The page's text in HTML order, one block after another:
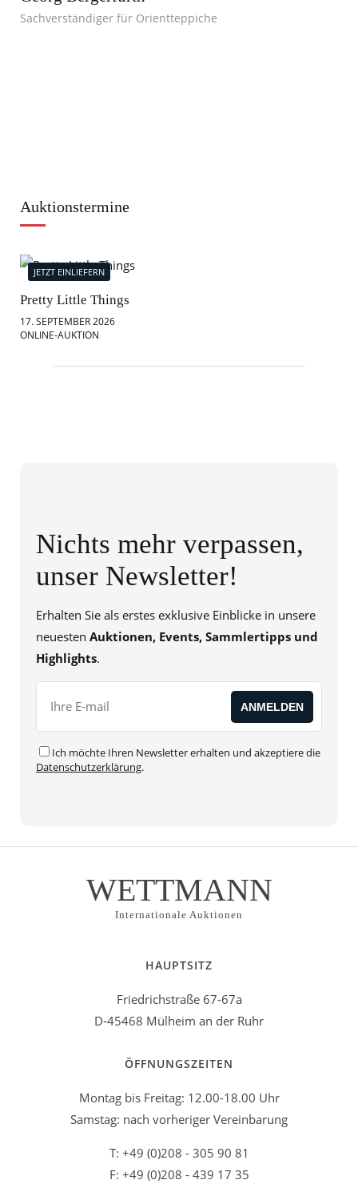
Sachverständiger für Orientteppiche
Auktionstermine
JETZT EINLIEFERN
Pretty Little Things
17. SEPTEMBER 2026
ONLINE-AUKTION
Nichts mehr verpassen,
unser Newsletter!
Erhalten Sie als erstes exklusive Einblicke in unsere
neuesten Auktionen, Events, Sammlertipps und
Highlights.
Ich möchte Ihren Newsletter erhalten und akzeptiere die
Datenschutzerklärung.
WETTMANN
Internationale Auktionen
HAUPTSITZ
Friedrichstraße 67-67a
D-45468 Mülheim an der Ruhr
ÖFFNUNGSZEITEN
Montag bis Freitag: 12.00-18.00 Uhr
Samstag: nach vorheriger Vereinbarung
T: +49 (0)208 - 305 90 81
F: +49 (0)208 - 439 17 35